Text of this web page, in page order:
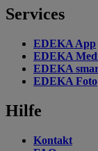
Services
EDEKA App
EDEKA
EDEKA
EDEKA Foto
Hilfe
Kontakt